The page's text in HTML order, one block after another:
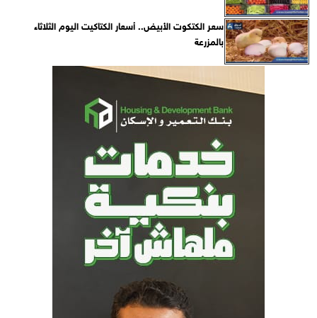
سعر الكتكوت الأبيض.. أسعار الكتاكيت اليوم الثلاثاء
بالمزرعة